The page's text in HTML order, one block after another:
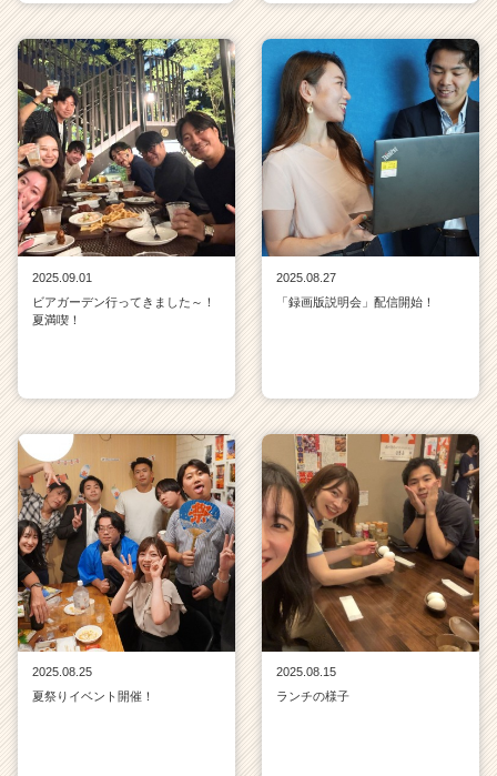
2025.09.01
ビアガーデン行ってきました～！
夏満喫！
2025.08.27
「録画版説明会」配信開始！
2025.08.25
夏祭りイベント開催！
2025.08.15
ランチの様子